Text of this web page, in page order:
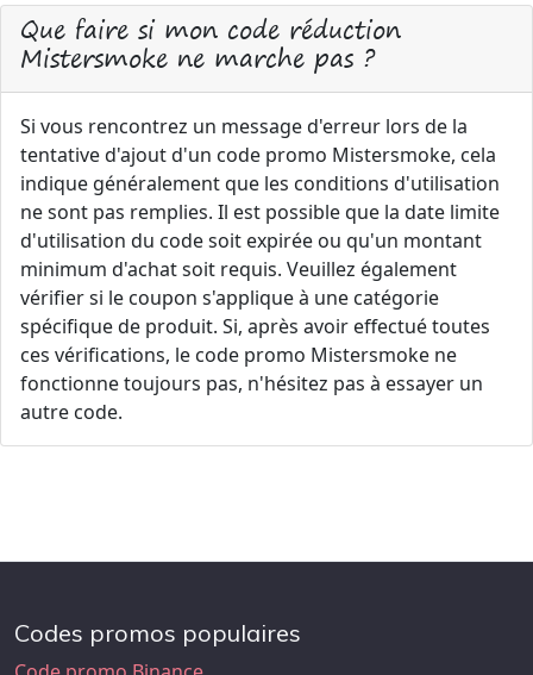
Que faire si mon code réduction
Mistersmoke ne marche pas ?
Si vous rencontrez un message d'erreur lors de la
tentative d'ajout d'un code promo Mistersmoke, cela
indique généralement que les conditions d'utilisation
ne sont pas remplies. Il est possible que la date limite
d'utilisation du code soit expirée ou qu'un montant
minimum d'achat soit requis. Veuillez également
vérifier si le coupon s'applique à une catégorie
spécifique de produit. Si, après avoir effectué toutes
ces vérifications, le code promo Mistersmoke ne
fonctionne toujours pas, n'hésitez pas à essayer un
autre code.
Codes promos populaires